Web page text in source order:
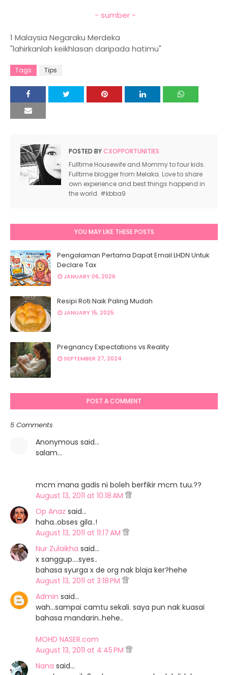
- sumber -
1 Malaysia Negaraku Merdeka
"lahirkanlah keikhlasan daripada hatimu"
Tags Tips
POSTED BYCXOPPORTUNITIES
Fulltime Housewife and Mommy to four kids.
Fulltime blogger from Melaka. Love to share
own experience and best things happend in
the world. #kbba9
YOU MAY LIKE THESE POSTS
Pengalaman Pertama Dapat Email LHDN Untuk
Declare Tax
JANUARY 06, 2026
Resipi Roti Naik Paling Mudah
JANUARY 15, 2025
Pregnancy Expectations vs Reality
SEPTEMBER 27, 2024
POST A COMMENT
5 Comments
Anonymous said…
salam...
mcm mana gadis ni boleh berfikir mcm tuu.??
August 13, 2011 at 10:18 AM
Op Anaz said…
haha..obses gila..!
August 13, 2011 at 11:17 AM
Nur Zulaikha said…
x sanggup....syes..
bahasa syurga x de org nak blaja ker?hehe
August 13, 2011 at 3:18 PM
Admin said…
wah...sampai camtu sekali. saya pun nak kuasai
bahasa mandarin..hehe..
MOHD NASER.com
August 13, 2011 at 4:45 PM
Nana said…